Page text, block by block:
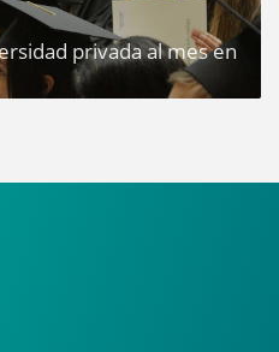
privada al mes en